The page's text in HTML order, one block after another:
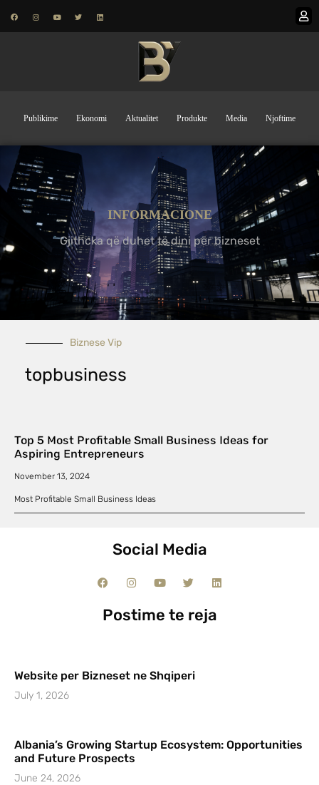
Publikime Ekonomi Aktualitet Produkte Media Njoftime
INFORMACIONE
Gjithcka që duhet të dini për bizneset
Biznese Vip
topbusiness
Top 5 Most Profitable Small Business Ideas for
Aspiring Entrepreneurs
November 13, 2024
Most Profitable Small Business Ideas
Social Media
Postime te reja
Website per Bizneset ne Shqiperi
July 1, 2026
Albania’s Growing Startup Ecosystem: Opportunities
and Future Prospects
June 24, 2026